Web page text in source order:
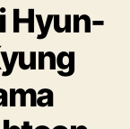
Hyun-